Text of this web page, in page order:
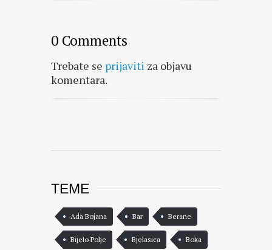
0 Comments
Trebate se prijaviti za objavu
komentara.
TEME
Ada Bojana Bar Berane
Bijelo Polje Bjelasica Boka